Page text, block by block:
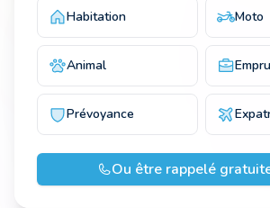
Habitation Moto
Animal
Prévoyance
Ou être rappelé